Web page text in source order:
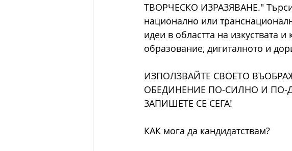
ТВОРЧЕСКО ИЗРАЗЯВАНЕ."
национално или
идеи в областта на изкуствата
образование, дигиталното и
ИЗПОЛЗВАЙТЕ СВОЕТО
ОБЕДИНЕНИЕ ПО-СИЛНО И ПО-
ЗАПИШЕТЕ СЕ СЕГА!
КАК мога да кандидатствам?